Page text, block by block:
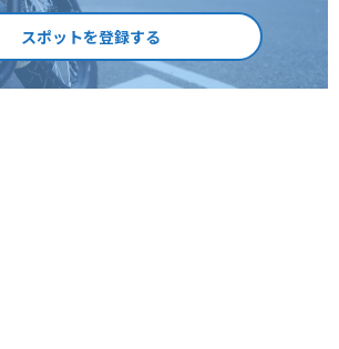
スポットを登録する